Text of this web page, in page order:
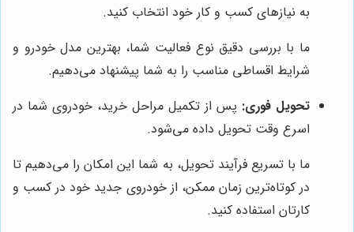
به نیازهای کسب و کار خود انتخاب کنید.
ما با بررسی دقیق نوع فعالیت شما، بهترین مدل خودرو و
شرایط اقساطی مناسب را به شما پیشنهاد می‌دهیم.
تحویل فوری: پس از تکمیل مراحل خرید، خودروی شما در
اسرع وقت تحویل داده می‌شود.
ما با تسریع فرآیند تحویل، به شما این امکان را می‌دهیم تا
در کوتاه‌ترین زمان ممکن، از خودروی جدید خود در کسب و
کارتان استفاده کنید.